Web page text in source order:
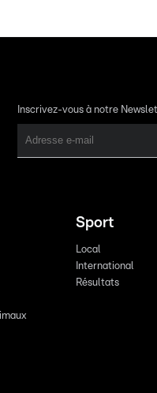
Inscrivez-vous à notre
Sport
Local
International
Résultats